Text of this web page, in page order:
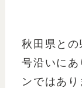
秋田県と
号沿いにあ
ンではあ